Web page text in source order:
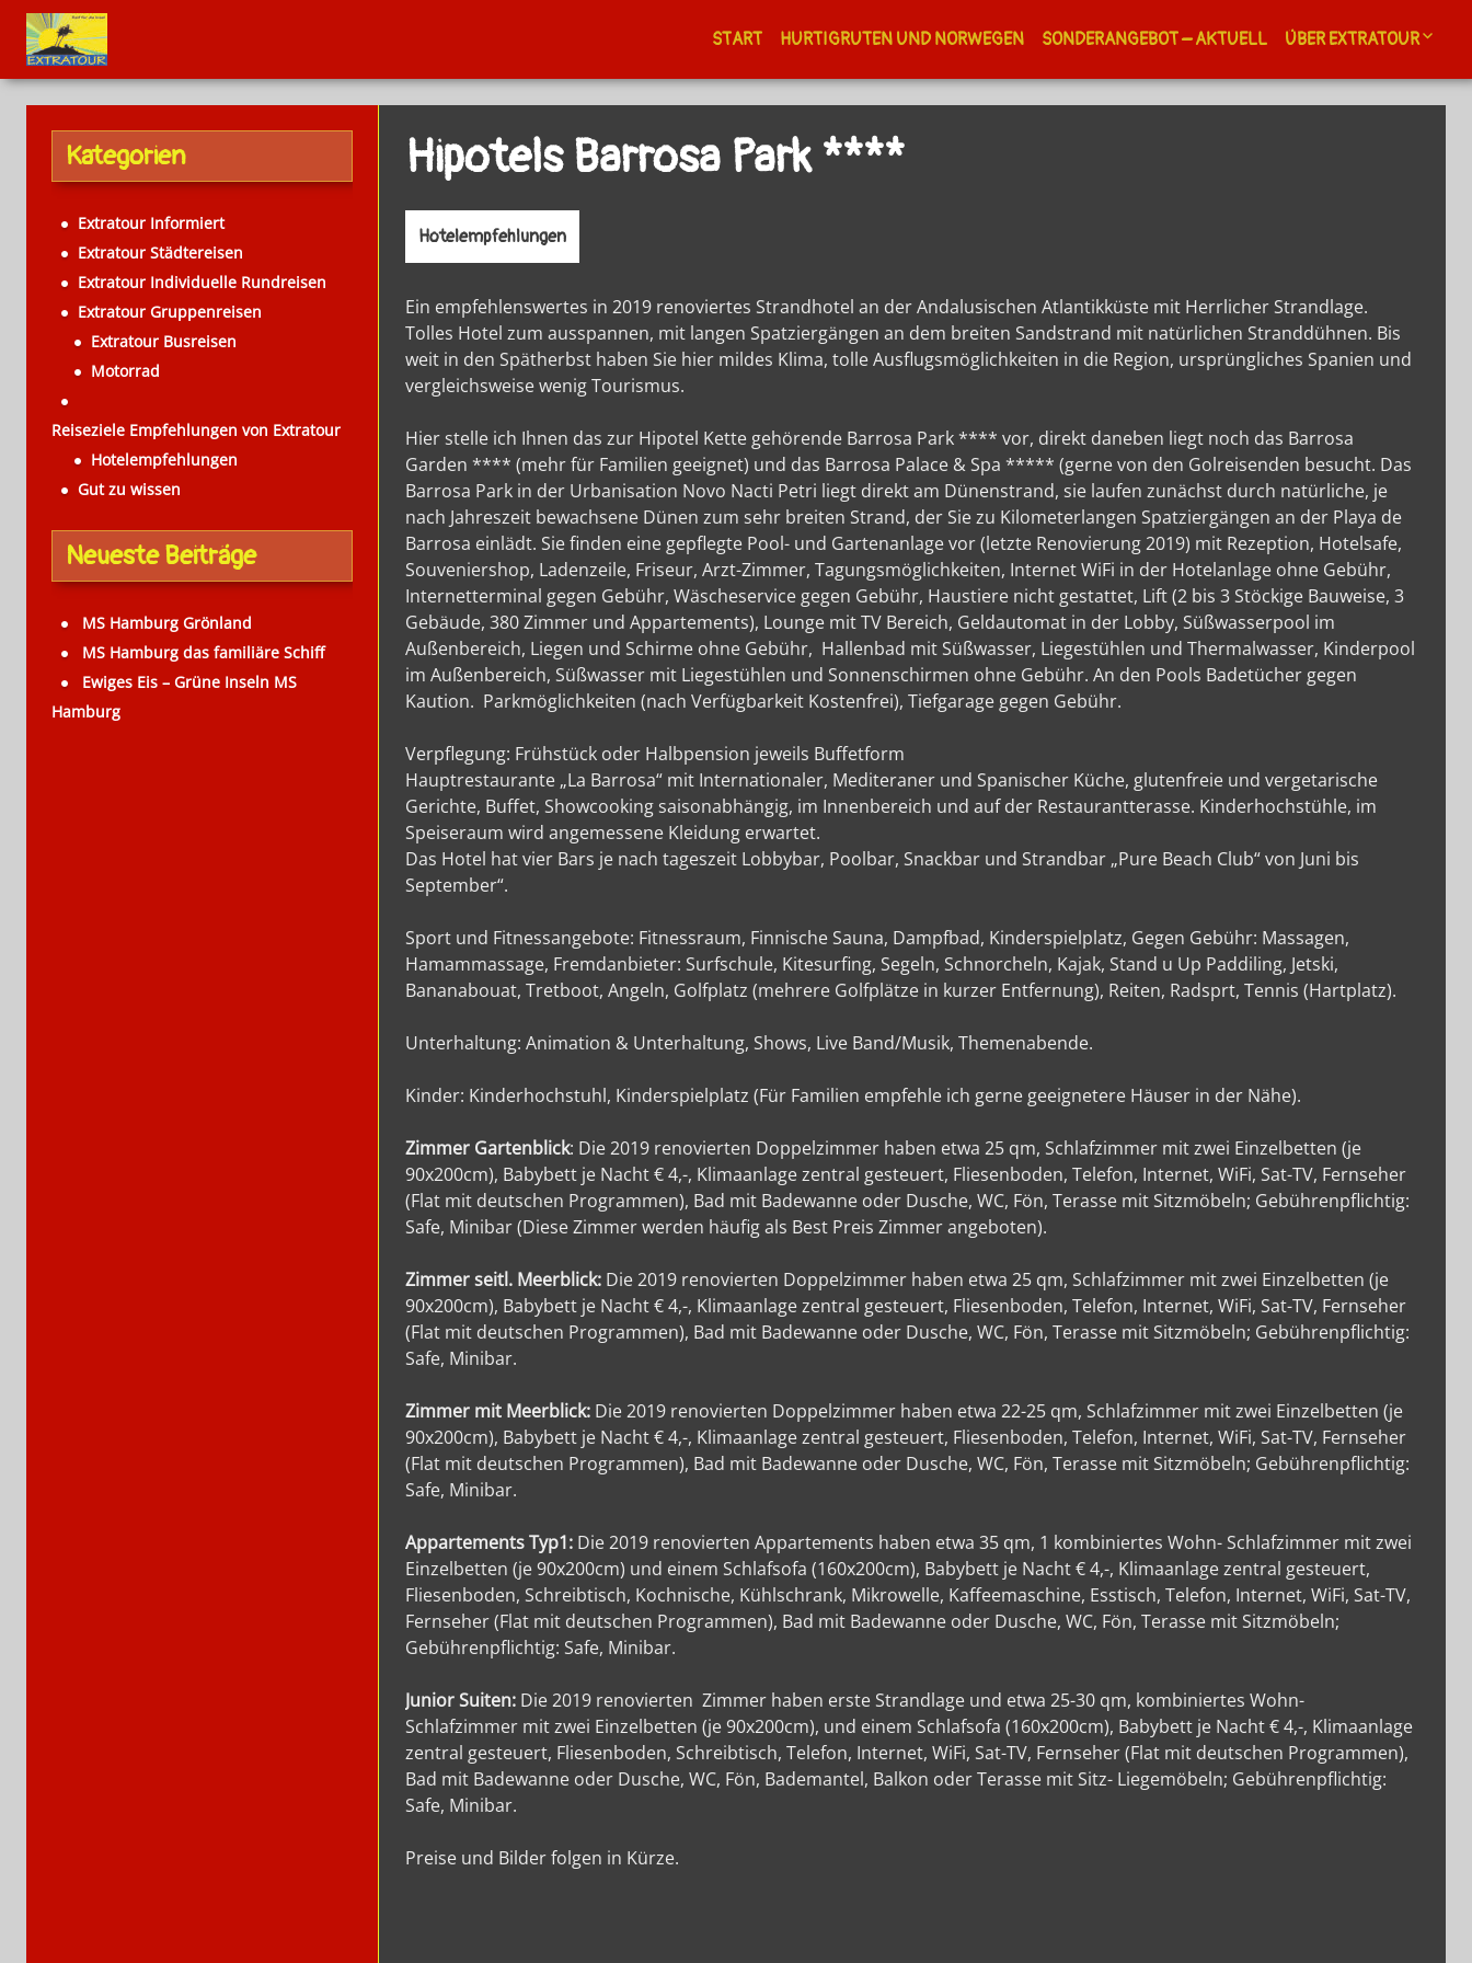
START HURTIGRUTEN UND NORWEGEN SONDERANGEBOT – AKTUELL ÜBER EXTRATOUR
Kontakt
Extratour Reisebüro
Extratour Touristik
Extratour Informiert
Weiterbildung
Reiseführer
Hipotels Barrosa Park ****
Hotelempfehlungen
Ein empfehlenswertes in 2019 renoviertes Strandhotel an der Andalusischen Atlantikküste mit Herrlicher Strandlage.
Tolles Hotel zum ausspannen, mit langen Spatziergängen an dem breiten Sandstrand mit natürlichen Stranddühnen. Bis
weit in den Spätherbst haben Sie hier mildes Klima, tolle Ausflugsmöglichkeiten in die Region, ursprüngliches Spanien und
vergleichsweise wenig Tourismus.
Hier stelle ich Ihnen das zur Hipotel Kette gehörende Barrosa Park **** vor, direkt daneben liegt noch das Barrosa
Garden **** (mehr für Familien geeignet) und das Barrosa Palace & Spa ***** (gerne von den Golreisenden besucht. Das
Barrosa Park in der Urbanisation Novo Nacti Petri liegt direkt am Dünenstrand, sie laufen zunächst durch natürliche, je
nach Jahreszeit bewachsene Dünen zum sehr breiten Strand, der Sie zu Kilometerlangen Spatziergängen an der Playa de
Barrosa einlädt. Sie finden eine gepflegte Pool- und Gartenanlage vor (letzte Renovierung 2019) mit Rezeption, Hotelsafe,
Souveniershop, Ladenzeile, Friseur, Arzt-Zimmer, Tagungsmöglichkeiten, Internet WiFi in der Hotelanlage ohne Gebühr,
Internetterminal gegen Gebühr, Wäscheservice gegen Gebühr, Haustiere nicht gestattet, Lift (2 bis 3 Stöckige Bauweise, 3
Gebäude, 380 Zimmer und Appartements), Lounge mit TV Bereich, Geldautomat in der Lobby, Süßwasserpool im
Außenbereich, Liegen und Schirme ohne Gebühr, Hallenbad mit Süßwasser, Liegestühlen und Thermalwasser, Kinderpool
im Außenbereich, Süßwasser mit Liegestühlen und Sonnenschirmen ohne Gebühr. An den Pools Badetücher gegen
Kaution. Parkmöglichkeiten (nach Verfügbarkeit Kostenfrei), Tiefgarage gegen Gebühr.
Verpflegung: Frühstück oder Halbpension jeweils Buffetform
Hauptrestaurante „La Barrosa“ mit Internationaler, Mediteraner und Spanischer Küche, glutenfreie und vergetarische
Gerichte, Buffet, Showcooking saisonabhängig, im Innenbereich und auf der Restaurantterasse. Kinderhochstühle, im
Speiseraum wird angemessene Kleidung erwartet.
Das Hotel hat vier Bars je nach tageszeit Lobbybar, Poolbar, Snackbar und Strandbar „Pure Beach Club“ von Juni bis
September“.
Sport und Fitnessangebote: Fitnessraum, Finnische Sauna, Dampfbad, Kinderspielplatz, Gegen Gebühr: Massagen,
Hamammassage, Fremdanbieter: Surfschule, Kitesurfing, Segeln, Schnorcheln, Kajak, Stand u Up Paddiling, Jetski,
Bananabouat, Tretboot, Angeln, Golfplatz (mehrere Golfplätze in kurzer Entfernung), Reiten, Radsprt, Tennis (Hartplatz).
Unterhaltung: Animation & Unterhaltung, Shows, Live Band/Musik, Themenabende.
Kinder: Kinderhochstuhl, Kinderspielplatz (Für Familien empfehle ich gerne geeignetere Häuser in der Nähe).
Zimmer Gartenblick: Die 2019 renovierten Doppelzimmer haben etwa 25 qm, Schlafzimmer mit zwei Einzelbetten (je
90x200cm), Babybett je Nacht € 4,-, Klimaanlage zentral gesteuert, Fliesenboden, Telefon, Internet, WiFi, Sat-TV, Fernseher
(Flat mit deutschen Programmen), Bad mit Badewanne oder Dusche, WC, Fön, Terasse mit Sitzmöbeln; Gebührenpflichtig:
Safe, Minibar (Diese Zimmer werden häufig als Best Preis Zimmer angeboten).
Zimmer seitl. Meerblick:Die 2019 renovierten Doppelzimmer haben etwa 25 qm, Schlafzimmer mit zwei Einzelbetten (je
90x200cm), Babybett je Nacht € 4,-, Klimaanlage zentral gesteuert, Fliesenboden, Telefon, Internet, WiFi, Sat-TV, Fernseher
(Flat mit deutschen Programmen), Bad mit Badewanne oder Dusche, WC, Fön, Terasse mit Sitzmöbeln; Gebührenpflichtig:
Safe, Minibar.
Zimmer mit Meerblick:Die 2019 renovierten Doppelzimmer haben etwa 22-25 qm, Schlafzimmer mit zwei Einzelbetten (je
90x200cm), Babybett je Nacht € 4,-, Klimaanlage zentral gesteuert, Fliesenboden, Telefon, Internet, WiFi, Sat-TV, Fernseher
(Flat mit deutschen Programmen), Bad mit Badewanne oder Dusche, WC, Fön, Terasse mit Sitzmöbeln; Gebührenpflichtig:
Safe, Minibar.
Appartements Typ1:Die 2019 renovierten Appartements haben etwa 35 qm, 1 kombiniertes Wohn- Schlafzimmer mit zwei
Einzelbetten (je 90x200cm) und einem Schlafsofa (160x200cm), Babybett je Nacht € 4,-, Klimaanlage zentral gesteuert,
Fliesenboden, Schreibtisch, Kochnische, Kühlschrank, Mikrowelle, Kaffeemaschine, Esstisch, Telefon, Internet, WiFi, Sat-TV,
Fernseher (Flat mit deutschen Programmen), Bad mit Badewanne oder Dusche, WC, Fön, Terasse mit Sitzmöbeln;
Gebührenpflichtig: Safe, Minibar.
Junior Suiten:Die 2019 renovierten Zimmer haben erste Strandlage und etwa 25-30 qm, kombiniertes Wohn-
Schlafzimmer mit zwei Einzelbetten (je 90x200cm), und einem Schlafsofa (160x200cm), Babybett je Nacht € 4,-, Klimaanlage
zentral gesteuert, Fliesenboden, Schreibtisch, Telefon, Internet, WiFi, Sat-TV, Fernseher (Flat mit deutschen Programmen),
Bad mit Badewanne oder Dusche, WC, Fön, Bademantel, Balkon oder Terasse mit Sitz- Liegemöbeln; Gebührenpflichtig:
Safe, Minibar.
Preise und Bilder folgen in Kürze.
Kategorien
Extratour Informiert
Extratour Städtereisen
Extratour Individuelle Rundreisen
Extratour Gruppenreisen
Extratour Busreisen
Motorrad
Reiseziele Empfehlungen von Extratour
Hotelempfehlungen
Gut zu wissen
Neueste Beiträge
MS Hamburg Grönland
MS Hamburg das familiäre Schiff
Ewiges Eis – Grüne Inseln MS
Hamburg